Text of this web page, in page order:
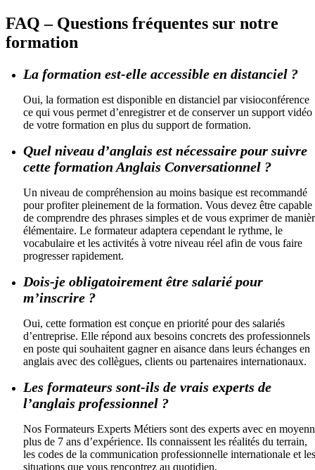
FAQ – Questions fréquentes sur notre
formation
La formation est-elle accessible en distanciel ?
Oui, la formation est disponible en distanciel par visioconférence
ce qui vous permet d’enregistrer et de conserver un support vidéo
de votre formation en plus du support de formation.
Quel niveau d’anglais est nécessaire pour suivre
cette formation Anglais Conversationnel ?
Un niveau de compréhension au moins basique est recommandé
pour profiter pleinement de la formation. Vous devez être capable
de comprendre des phrases simples et de vous exprimer de
élémentaire. Le formateur adaptera cependant le rythme, le
vocabulaire et les activités à votre niveau réel afin de vous faire
progresser rapidement.
Dois-je obligatoirement être salarié pour
m’inscrire ?
Oui, cette formation est conçue en priorité pour des salariés
d’entreprise. Elle répond aux besoins concrets des professionnels
en poste qui souhaitent gagner en aisance dans leurs échanges en
anglais avec des collègues, clients ou partenaires internationaux.
Les formateurs sont-ils de vrais experts de
l’anglais professionnel ?
Nos Formateurs Experts Métiers sont des experts avec en
plus de 7 ans d’expérience. Ils connaissent les réalités du terrain,
les codes de la communication professionnelle internationale et les
situations que vous rencontrez au quotidien.